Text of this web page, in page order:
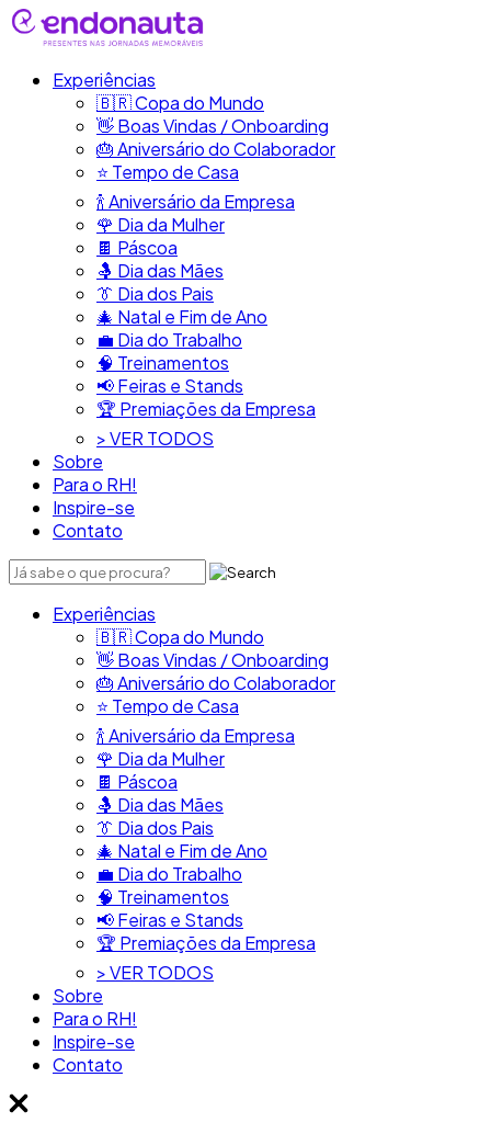
Experiências
🇧🇷​ Copa do Mundo
👋​ Boas Vindas / Onboarding
🎂​ Aniversário do Colaborador
⭐​ Tempo de Casa
​🍾​ Aniversário da Empresa
🌹 Dia da Mulher
🍫​ Páscoa
🤱 Dia das Mães
👔​ Dia dos Pais
🎄 Natal e Fim de Ano
💼​ Dia do Trabalho
🧠​ Treinamentos
📢​ Feiras e Stands
🏆 Premiações da Empresa
> VER TODOS
Sobre
Para o RH!
Inspire-se
Contato
Experiências
🇧🇷​ Copa do Mundo
👋​ Boas Vindas / Onboarding
🎂​ Aniversário do Colaborador
⭐​ Tempo de Casa
​🍾​ Aniversário da Empresa
🌹 Dia da Mulher
🍫​ Páscoa
🤱 Dia das Mães
👔​ Dia dos Pais
🎄 Natal e Fim de Ano
💼​ Dia do Trabalho
🧠​ Treinamentos
📢​ Feiras e Stands
🏆 Premiações da Empresa
> VER TODOS
Sobre
Para o RH!
Inspire-se
Contato